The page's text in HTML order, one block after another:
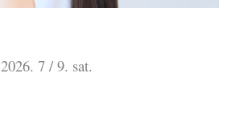
2026. 7 / 9. sat.